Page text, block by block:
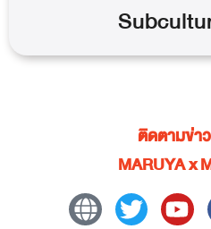
ติดตามข่า
MARUYA x